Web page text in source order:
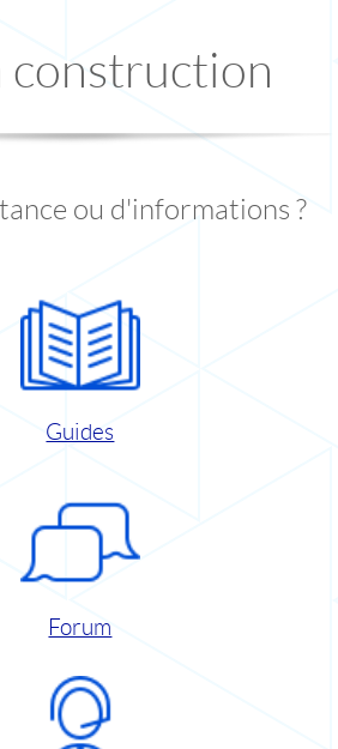
construction
ou d'informations ?
Guides
Forum